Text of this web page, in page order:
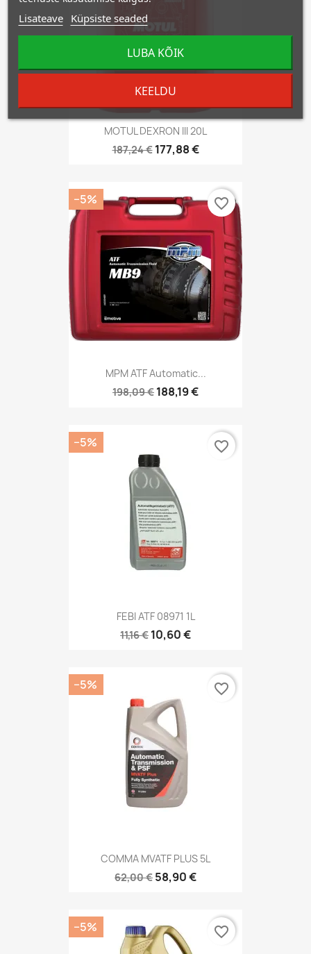
MOTUL DEXRON III 20L
187,24 € 177,88 €
MPM ATF Automatic...
198,09 € 188,19 €
−5% favorite_border
FEBI ATF 08971 1L
11,16 € 10,60 €
−5% favorite_border
COMMA MVATF PLUS 5L
62,00 € 58,90 €
−5% favorite_border
−5% favorite_border
Lisateave Küpsiste seaded
KEELDU
LUBA KÕIK